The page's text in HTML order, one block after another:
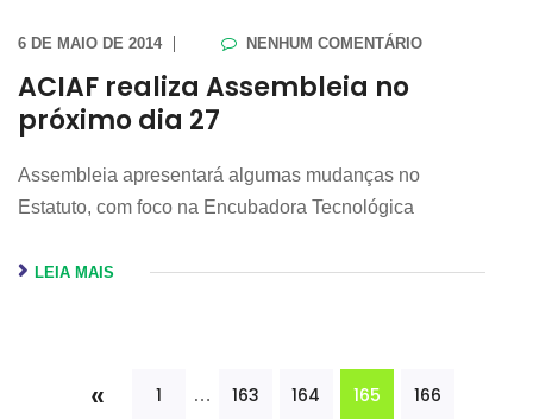
6 DE MAIO DE 2014 NENHUM COMENTÁRIO
ACIAF realiza Assembleia no
próximo dia 27
Assembleia apresentará algumas mudanças no
Estatuto, com foco na Encubadora Tecnológica
LEIA MAIS
« 1 … 163 164 165 166